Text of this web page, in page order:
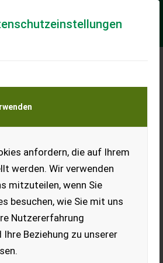
anfordern, die auf Ihrem
werden. Wir verwenden
mitzuteilen, wenn Sie
besuchen, wie Sie mit uns
Nutzererfahrung
Ihre Beziehung zu unserer
Combi
- mit Presskammer 0,90 - 1,60m - mit
MwSt./Verm.